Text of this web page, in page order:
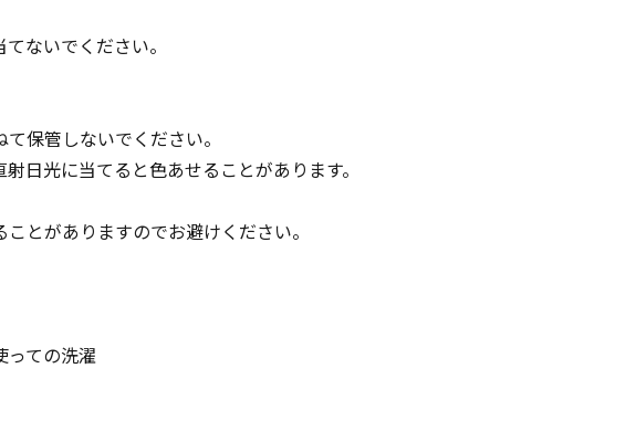
ないでください。
保管しないでください。
日光に当てると色あせることがあります。
とがありますのでお避けください。
っての洗濯